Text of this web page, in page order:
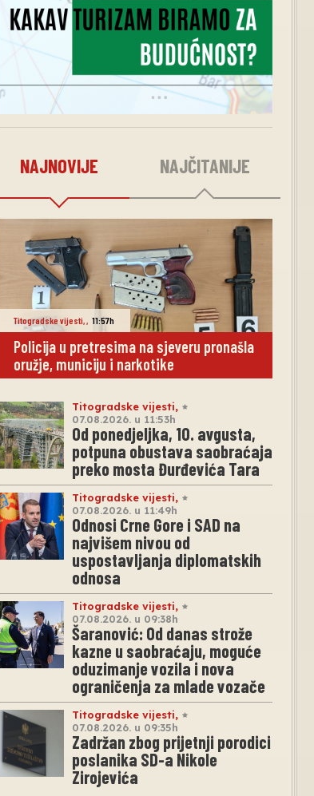
NAJNOVIJE NAJČITANIJE
Titogradske vijesti,, 11:57h
Policija u pretresima na sjeveru pronašla
oružje, municiju i narkotike
Titogradske vijesti,
07.08.2026. u 11:53h
Od ponedjeljka, 10. avgusta,
potpuna obustava saobraćaja
preko mosta Đurđevića Tara
Titogradske vijesti,
07.08.2026. u 11:49h
Odnosi Crne Gore i SAD na
najvišem nivou od
uspostavljanja diplomatskih
odnosa
Titogradske vijesti,
07.08.2026. u 09:38h
Šaranović: Od danas strože
kazne u saobraćaju, moguće
oduzimanje vozila i nova
ograničenja za mlade vozače
Titogradske vijesti,
07.08.2026. u 09:35h
Zadržan zbog prijetnji porodici
poslanika SD-a Nikole
Zirojevića